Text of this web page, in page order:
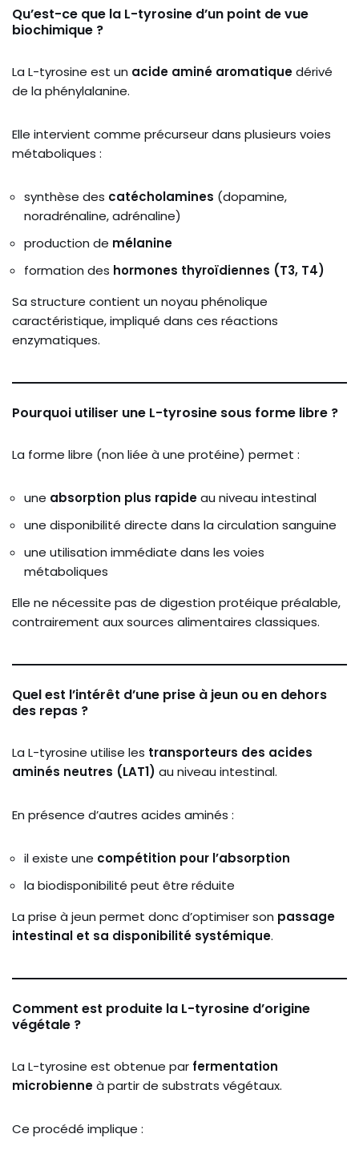
Qu’est-ce que la L-tyrosine d’un point de vue
biochimique ?
La L-tyrosine est un acide aminé aromatiquedérivé
de la phénylalanine.
Elle intervient comme précurseur dans plusieurs voies
métaboliques :
synthèse des catécholamines (dopamine,
noradrénaline, adrénaline)
production de mélanine
formation des hormones thyroïdiennes (T3, T4)
Sa structure contient un noyau phénolique
caractéristique, impliqué dans ces réactions
enzymatiques.
Pourquoi utiliser une L-tyrosine sous forme libre ?
La forme libre (non liée à une protéine) permet :
une absorption plus rapideau niveau intestinal
une disponibilité directe dans la circulation sanguine
une utilisation immédiate dans les voies
métaboliques
Elle ne nécessite pas de digestion protéique préalable,
contrairement aux sources alimentaires classiques.
Quel est l’intérêt d’une prise à jeun ou en dehors
des repas ?
La L-tyrosine utilise les transporteurs des acides
aminés neutres (LAT1) au niveau intestinal.
En présence d’autres acides aminés :
il existe une compétition pour l’absorption
la biodisponibilité peut être réduite
La prise à jeun permet donc d’optimiser son passage
intestinal et sa disponibilité systémique.
Comment est produite la L-tyrosine d’origine
végétale ?
La L-tyrosine est obtenue par fermentation
microbienneà partir de substrats végétaux.
Ce procédé implique :